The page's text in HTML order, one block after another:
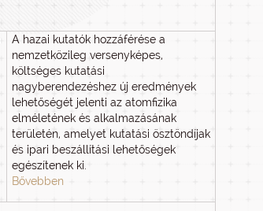
A hazai kutatók hozzáférése a
nemzetközileg versenyképes,
költséges kutatási
nagyberendezéshez új eredmények
lehetőségét jelenti az atomfizika
elméletének és alkalmazásának
területén, amelyet kutatási ösztöndíjak
és ipari beszállítási lehetőségek
egészítenek ki.
Bővebben